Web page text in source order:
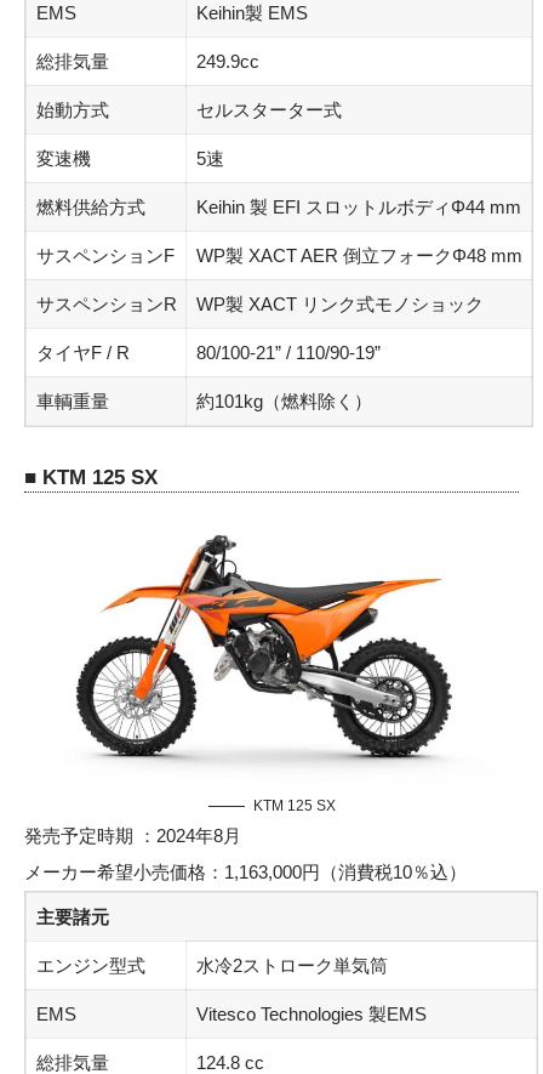
EMS Keihin製 EMS
総排気量 249.9cc
始動方式 セルスターター式
変速機 5速
燃料供給方式 Keihin 製 EFI スロットルボディΦ44 mm
サスペンションF WP製 XACT AER 倒立フォークΦ48 mm
サスペンションR WP製 XACT リンク式モノショック
タイヤF / R 80/100-21” / 110/90-19”
車輌重量 約101kg（燃料除く）
■ KTM 125 SX
KTM 125 SX
発売予定時期 ：2024年8月
メーカー希望小売価格：1,163,000円（消費税10％込）
主要諸元
エンジン型式 水冷2ストローク単気筒
EMS Vitesco Technologies 製EMS
総排気量 124.8 cc